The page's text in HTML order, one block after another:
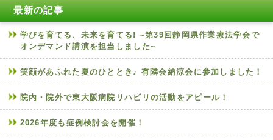
最新の記事
学びを育てる、未来を育てる! ~第39回静岡県作業療法学会で
オンデマンド講演を担当しました~
笑顔があふれた夏のひととき♪ 有隣会納涼会に参加しました！
院内・院外で東大阪病院リハビリの活動をアピール！
2026年度も症例検討会を開催！